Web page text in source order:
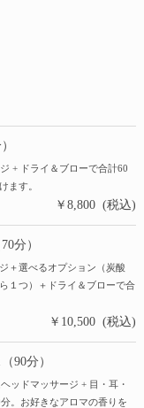
+ ドライ＆ブローで合計60
ます。
￥8,800 (税込)
分）
＋選べるオプション（炭酸
１つ）＋ドライ＆ブローで合
￥10,500 (税込)
90分）
ッドマッサージ + 目・耳・
。お好きなアロマの香りを